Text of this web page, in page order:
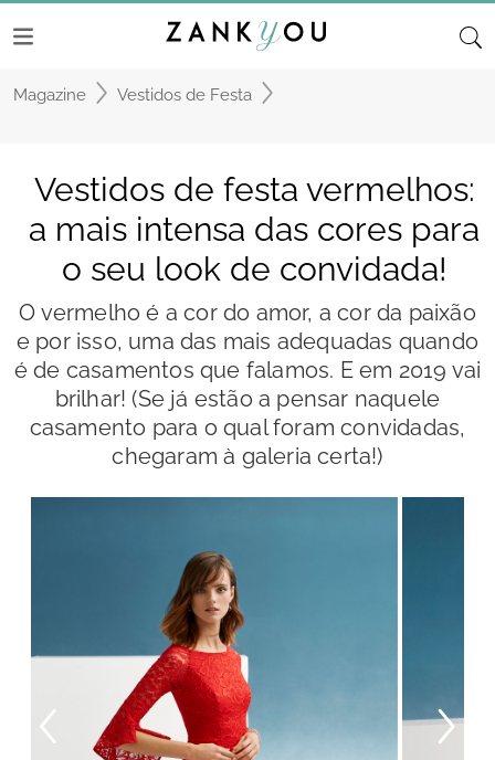
Magazine Vestidos de Festa
Vestidos de festa vermelhos:
a mais intensa das cores para
o seu look de convidada!
O vermelho é a cor do amor, a cor da paixão
e por isso, uma das mais adequadas quando
é de casamentos que falamos. E em 2019 vai
brilhar! (Se já estão a pensar naquele
casamento para o qual foram convidadas,
chegaram à galeria certa!)